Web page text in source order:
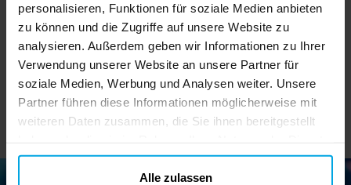
personalisieren, Funktionen für soziale Medien anbieten
zu können und die Zugriffe auf unsere Website zu
analysieren. Außerdem geben wir Informationen zu Ihrer
Verwendung unserer Website an unsere Partner für
soziale Medien, Werbung und Analysen weiter. Unsere
Partner führen diese Informationen möglicherweise mit
weiteren Daten zusammen, die Sie ihnen bereitgestellt
gesammelt haben. Ihre Einwilligung können Sie jederzeit.
Alle zulassen
29,90 €
29,90 €
IN DEN KORB
4,29 €
IN DEN KORB